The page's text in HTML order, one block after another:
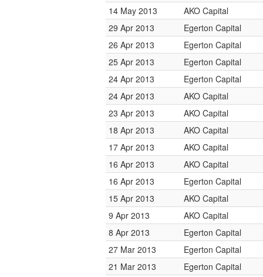
14 May 2013
AKO Capital
29 Apr 2013
Egerton Capital
26 Apr 2013
Egerton Capital
25 Apr 2013
Egerton Capital
24 Apr 2013
Egerton Capital
24 Apr 2013
AKO Capital
23 Apr 2013
AKO Capital
18 Apr 2013
AKO Capital
17 Apr 2013
AKO Capital
16 Apr 2013
AKO Capital
16 Apr 2013
Egerton Capital
15 Apr 2013
AKO Capital
9 Apr 2013
AKO Capital
8 Apr 2013
Egerton Capital
27 Mar 2013
Egerton Capital
21 Mar 2013
Egerton Capital